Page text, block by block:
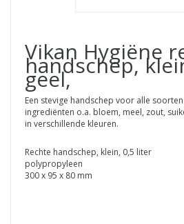
Vikan Hygiëne
handschep,
geel,
Een stevige handschep voor alle
ingrediënten o.a. bloem, meel, zout,
in verschillende kleuren.
Rechte handschep, klein, 0,5 liter
polypropyleen
300 x 95 x 80 mm